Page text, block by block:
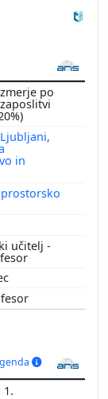
po
in
učitelj -
1.